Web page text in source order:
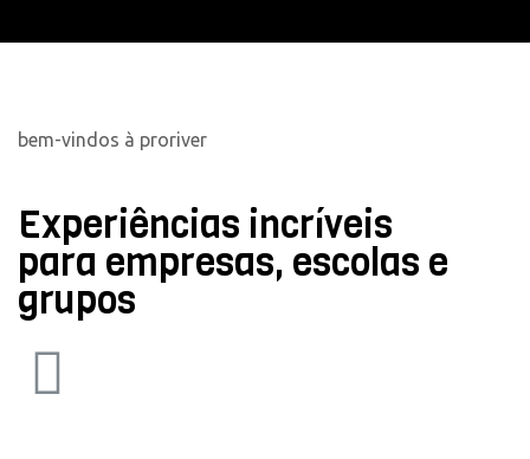
bem-vindos à proriver
Experiências incríveis
para empresas, escolas e
grupos